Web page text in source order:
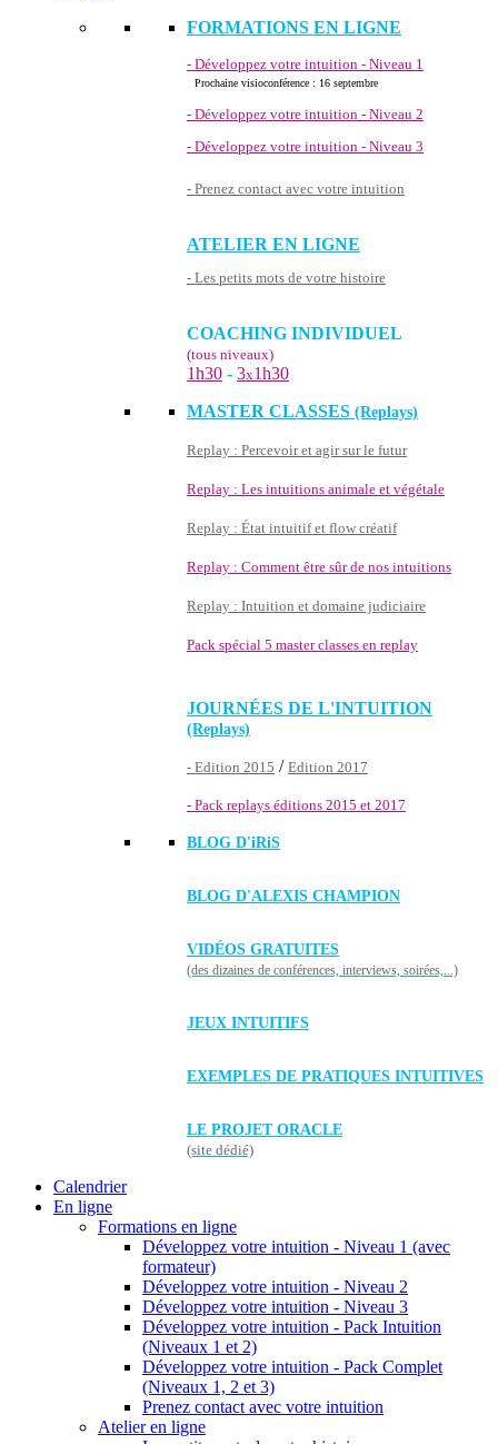
FORMATIONS EN LIGNE
- Développez votre intuition - Niveau 1
Prochaine visioconférence : 16 septembre
- Développez votre intuition - Niveau 2
- Développez votre intuition - Niveau 3
- Prenez contact avec votre intuition
ATELIER EN LIGNE
- Les petits mots de votre histoire
COACHING INDIVIDUEL
(tous niveaux)
1h30 - 3x1h30
MASTER CLASSES (Replays)
Replay : Percevoir et agir sur le futur
Replay : Les intuitions animale et végétale
Replay : État intuitif et flow créatif
Replay : Comment être sûr de nos intuitions
Replay : Intuition et domaine judiciaire
Pack spécial 5 master classes en replay
JOURNÉES DE L'INTUITION
(Replays)
- Edition 2015 / Edition 2017
- Pack replays éditions 2015 et 2017
BLOG D'iRiS
BLOG D'ALEXIS CHAMPION
VIDÉOS GRATUITES
(des dizaines de conférences, interviews, soirées,...)
JEUX INTUITIFS
EXEMPLES DE PRATIQUES INTUITIVES
LE PROJET ORACLE
(site dédié)
Calendrier
En ligne
Formations en ligne
Développez votre intuition - Niveau 1 (avec
formateur)
Développez votre intuition - Niveau 2
Développez votre intuition - Niveau 3
Développez votre intuition - Pack Intuition
(Niveaux 1 et 2)
Développez votre intuition - Pack Complet
(Niveaux 1, 2 et 3)
Prenez contact avec votre intuition
Atelier en ligne